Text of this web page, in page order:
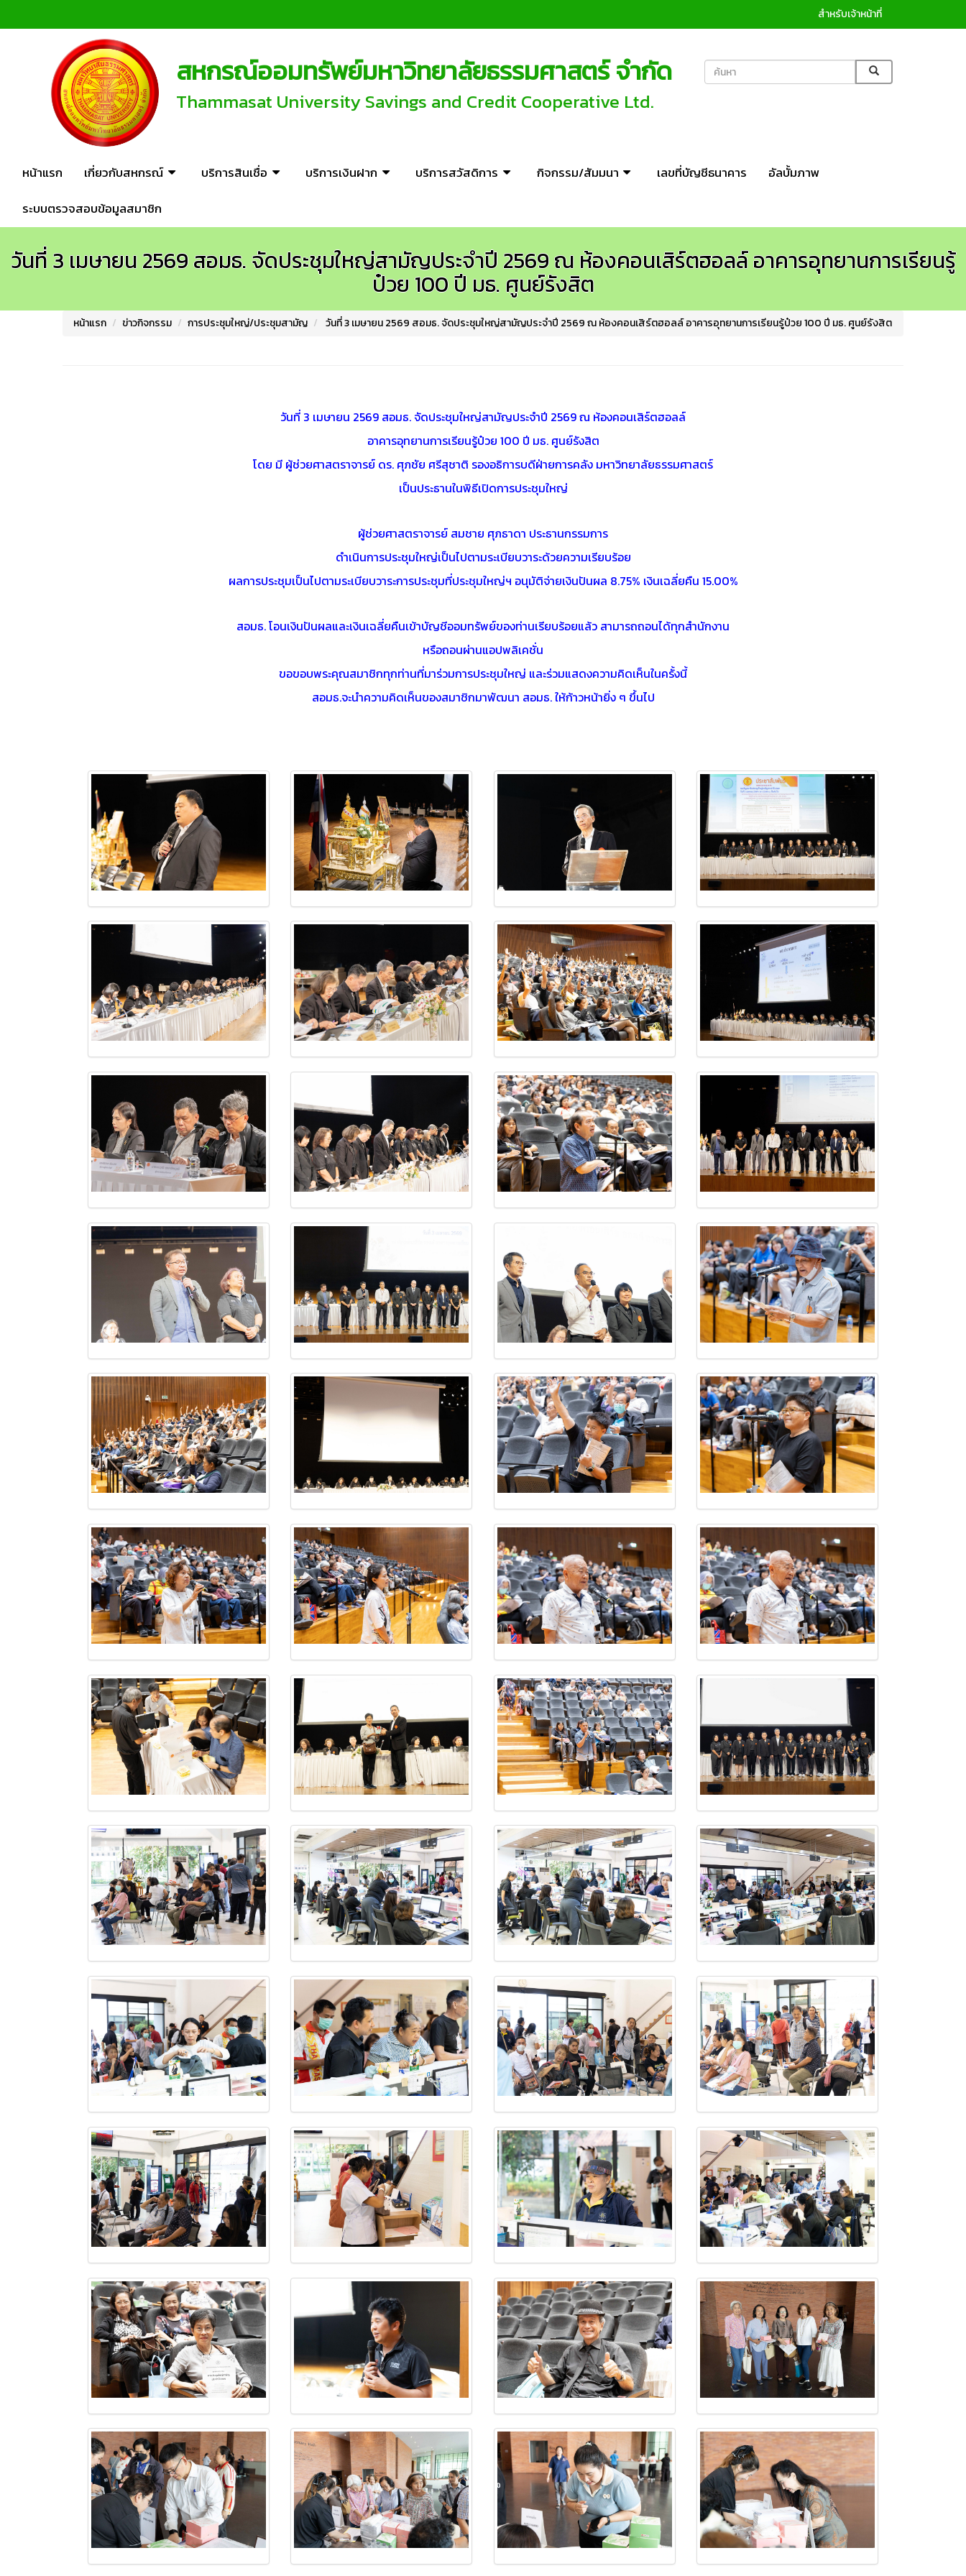
สำหรับเจ้าหน้าที่
สหกรณ์ออมทรัพย์มหาวิทยาลัยธรรมศาสตร์ จำกัด
Thammasat University Savings and Credit Cooperative Ltd.
หน้าแรก เกี่ยวกับสหกรณ์ บริการสินเชื่อ บริการเงินฝาก บริการสวัสดิการ กิจกรรม/สัมมนา เลขที่บัญชีธนาคาร
อัลบั้มภาพ
ระบบตรวจสอบข้อมูลสมาชิก
วันที่ 3 เมษายน 2569 สอมธ. จัดประชุมใหญ่สามัญประจำปี 2569 ณ ห้องคอนเสิร์ตฮอลล์ อาคารอุทยานการเรียนรู้
ป๋วย 100 ปี มธ. ศูนย์รังสิต
หน้าแรก ข่าวกิจกรรม การประชุมใหญ่/ประชุมสามัญ วันที่ 3 เมษายน 2569 สอมธ. จัดประชุมใหญ่สามัญประจำปี 2569 ณ ห้องคอนเสิร์ตฮอลล์ อาคารอุทยานการเรียนรู้ป๋วย 100 ปี มธ. ศูนย์รังสิต
วันที่ 3 เมษายน 2569 สอมธ. จัดประชุมใหญ่สามัญประจำปี 2569 ณ ห้องคอนเสิร์ตฮอลล์
อาคารอุทยานการเรียนรู้ป๋วย 100 ปี มธ. ศูนย์รังสิต
โดย มี ผู้ช่วยศาสตราจารย์ ดร. ศุภชัย ศรีสุชาติ รองอธิการบดีฝ่ายการคลัง มหาวิทยาลัยธรรมศาสตร์
เป็นประธานในพิธีเปิดการประชุมใหญ่
ผู้ช่วยศาสตราจารย์ สมชาย ศุภธาดา ประธานกรรมการ
ดำเนินการประชุมใหญ่เป็นไปตามระเบียบวาระด้วยความเรียบร้อย
ผลการประชุมเป็นไปตามระเบียบวาระการประชุมที่ประชุมใหญ่ฯ อนุมัติจ่ายเงินปันผล 8.75% เงินเฉลี่ยคืน 15.00%
สอมธ. โอนเงินปันผลและเงินเฉลี่ยคืนเข้าบัญชีออมทรัพย์ของท่านเรียบร้อยแล้ว สามารถถอนได้ทุกสำนักงาน
หรือถอนผ่านแอปพลิเคชั่น
ขอขอบพระคุณสมาชิกทุกท่านที่มาร่วมการประชุมใหญ่ และร่วมแสดงความคิดเห็นในครั้งนี้
สอมธ.จะนำความคิดเห็นของสมาชิกมาพัฒนา สอมธ. ให้ก้าวหน้ายิ่ง ๆ ขึ้นไป